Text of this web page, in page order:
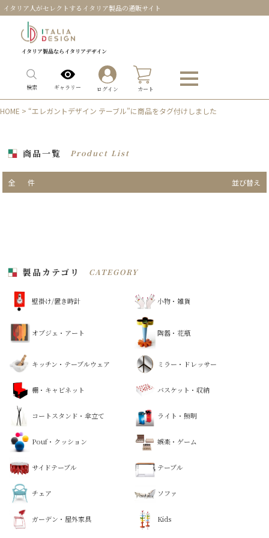
イタリア人がセレクトするイタリア製品の通販サイト
イタリア製品ならイタリアデザイン
検索 ギャラリー ログイン カート
HOME > “エレガントデザイン テーブル”に商品をタグ付けしました
商品一覧 Product List
全 件 並び替え
製品カテゴリ CATEGORY
壁掛け/置き時計 小物・雑貨
オブジェ・アート 陶器・花瓶
キッチン・テーブルウェア ミラー・ドレッサー
棚・キャビネット バスケット・収納
コートスタンド・傘立て ライト・照明
Pouf・クッション 娯楽・ゲーム
サイドテーブル テーブル
チェア ソファ
ガーデン・屋外家具 Kids